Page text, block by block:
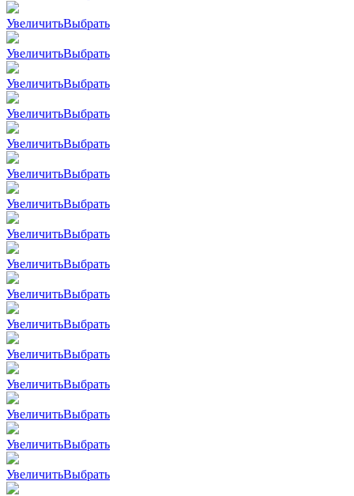
УвеличитьВыбрать
УвеличитьВыбрать
УвеличитьВыбрать
УвеличитьВыбрать
УвеличитьВыбрать
УвеличитьВыбрать
УвеличитьВыбрать
УвеличитьВыбрать
УвеличитьВыбрать
УвеличитьВыбрать
УвеличитьВыбрать
УвеличитьВыбрать
УвеличитьВыбрать
УвеличитьВыбрать
УвеличитьВыбрать
УвеличитьВыбрать